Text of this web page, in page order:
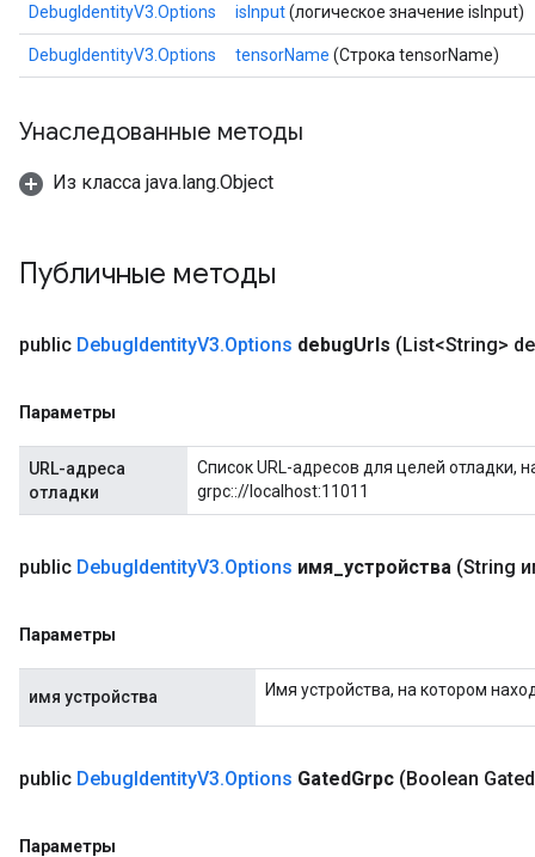
DebugIdentityV3.Options isInput(логическое значение isInput)
DebugIdentityV3.Options tensorName (Строка tensorName)
Унаследованные методы
Из класса java.lang.Object
Публичные методы
public DebugIdentityV3.Options debugUrls (List<String>
Параметры
URL-адреса
отладки
Список URL-адресов для целей
grpc:://localhost:11011
public DebugIdentityV3.Options имя устройства (String
Параметры
имя устройства Имя устройства, на котором
public DebugIdentityV3.Options GatedGrpc (Boolean Gated
Параметры